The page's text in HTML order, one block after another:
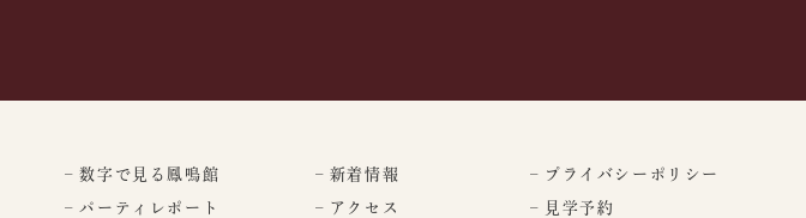
– 数字で見る鳳鳴館
– パーティレポート
– 新着情報
– アクセス
– プライバシーポリシー
– 見学予約